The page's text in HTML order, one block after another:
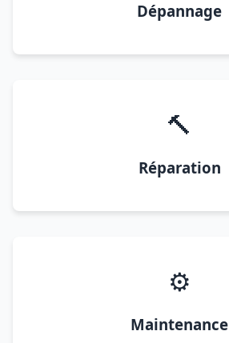
Dépannage
🔨
Réparation
⚙️
Maintenance